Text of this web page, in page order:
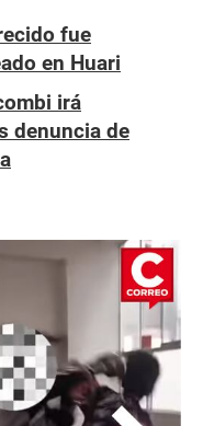
fue
en Huari
irá
denuncia de